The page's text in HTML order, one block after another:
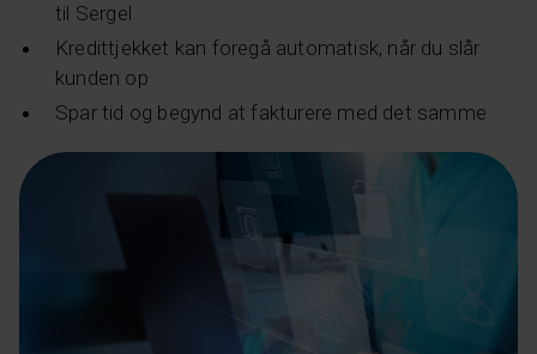
til Sergel
Kredittjekket kan foregå automatisk, når du slår
kunden op
Spar tid og begynd at fakturere med det samme